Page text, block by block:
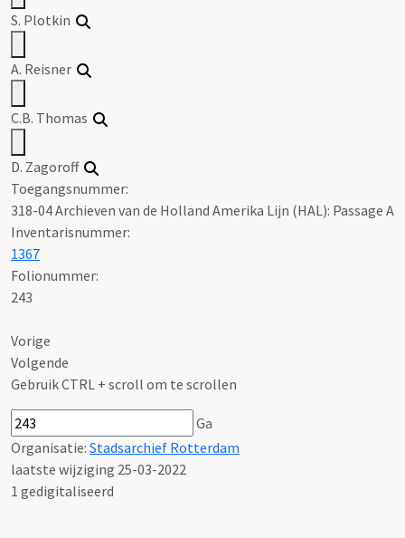
S. Plotkin
A. Reisner
C.B. Thomas
D. Zagoroff
Toegangsnummer:
318-04 Archieven van de Holland Amerika Lijn (HAL): Passage A
Inventarisnummer:
1367
Folionummer:
243
Vorige
Volgende
Gebruik CTRL + scroll om te scrollen
Ga
Organisatie: Stadsarchief Rotterdam
laatste wijziging 25-03-2022
1 gedigitaliseerd